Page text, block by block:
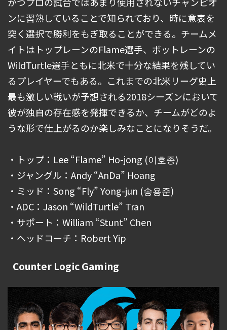
ンに習熟していることで知られており、時に意表を
突く選択で勝利をもぎ取ることができる。チームメ
イトはトップレーンのFlame選手、ボットレーンの
WildTurtle選手ともに北米で十分な結果を残してい
るプレイヤーでもある。これまでの北米リーグ史上
最も激しい戦いが予想される2018シーズンにおいて
彼が独自の存在感を発揮できるか、チームがどのよ
うな形で仕上がるのか楽しみなことになりそうだ。
・トップ：Lee “Flame” Ho-jong (이호종)
・ジャングル：Andy “AnDa” Hoang
・ミッド：Song “Fly” Yong-jun (송용준)
・ADC：Jason “WildTurtle” Tran
・サポート：William “Stunt” Chen
・ヘッドコーチ：Robert Yip
Counter Logic Gaming